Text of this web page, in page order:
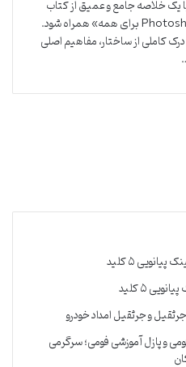
یک خلاصه جامع و عمیق از کتاب
«Photoshop CC برای همه» همراه شود.
درک کاملی از ساختار، مفاهیم اصلی
۵ کلید
۵ کلید
و جرثقیل امداد خودرو
و پازل آموزشی فومی؛ سرگرمی